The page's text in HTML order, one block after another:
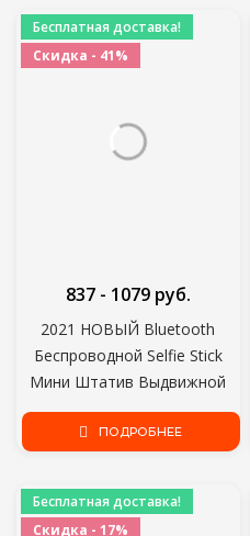
Бесплатная доставка!
Скидка - 41%
2021 НОВЫЙ Bluetooth
Беспроводной Selfie Stick
Мини Штатив Выдвижной
Монопод с заполняющим
светом Дистанционный
телефона
837 - 1079 руб.
ПОДРОБНЕЕ
Бесплатная доставка!
Скидка - 17%